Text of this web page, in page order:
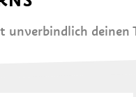
unverbindlich deinen